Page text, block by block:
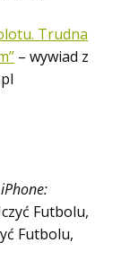
Trudna
– wywiad z
Futbolu,
Futbolu,